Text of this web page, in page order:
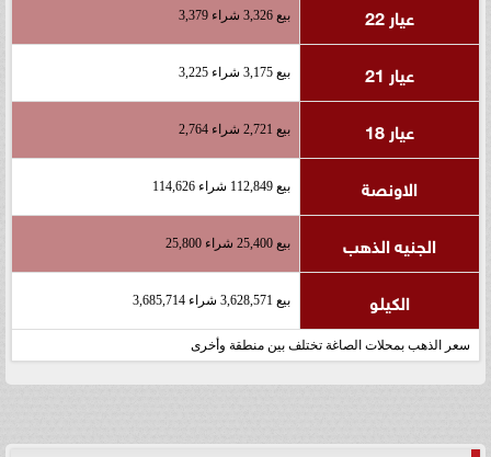
عيار 22 بيع 3,326 شراء 3,379
عيار 21 بيع 3,175 شراء 3,225
عيار 18 بيع 2,721 شراء 2,764
الاونصة بيع 112,849 شراء 114,626
الجنيه الذهب بيع 25,400 شراء 25,800
الكيلو بيع 3,628,571 شراء 3,685,714
سعر الذهب بمحلات الصاغة تختلف بين منطقة وأخرى